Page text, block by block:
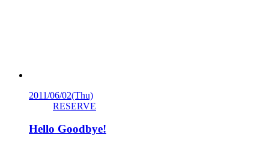
2011/06/02(Thu)
RESERVE
Hello Goodbye!